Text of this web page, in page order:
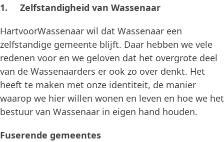
1. Zelfstandigheid van Wassenaar
HartvoorWassenaar wil dat Wassenaar een
zelfstandige gemeente blijft. Daar hebben we vele
redenen voor en we geloven dat het overgrote deel
van de Wassenaarders er ook zo over denkt. Het
heeft te maken met onze identiteit, de manier
waarop we hier willen wonen en leven en hoe we het
bestuur van Wassenaar in eigen hand houden.
Fuserende gemeentes